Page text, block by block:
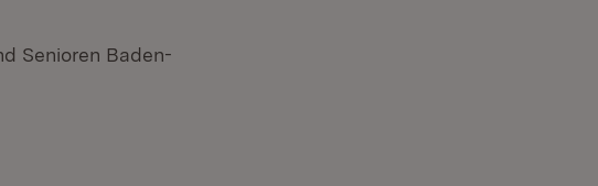
Senioren Baden-